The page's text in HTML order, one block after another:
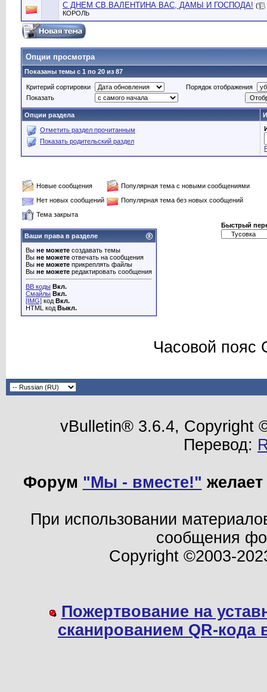
С ДНЕМ СВ.ВАЛЕНТИНА ВАС, ДАМЫ И ГОСПОДА! (
КОРОЛЬ
Опции просмотра
Показаны темы с 1 по 20 из 87
Критерий сортировки
Порядок отображения
Показать
Опции раздела
Отметить раздел прочитанным
Показать родительский раздел
Новые сообщения
Популярная тема с новыми сообщениями
Нет новых сообщений
Популярная тема без новых сообщений
Тема закрыта
Ваши права в разделе
Вы не можете создавать темы
Вы не можете отвечать на сообщения
Вы не можете прикреплять файлы
Вы не можете редактировать сообщения
BB коды Вкл.
Смайлы Вкл.
[IMG] код Вкл.
HTML код Выкл.
Быстрый
Часовой пояс
vBulletin® 3.6.4, Copyright
Перевод:
Форум "Мы - вместе!"
При использовании
сообщения
Copyright ©2003-
Пожертвование на
сканированием QR-